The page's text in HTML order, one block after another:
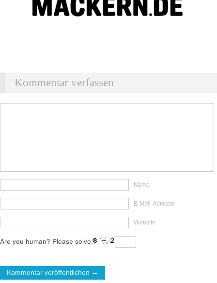
Kommentar verfassen
Name
E-Mail-Adresse
Website
Are you human? Please solve: